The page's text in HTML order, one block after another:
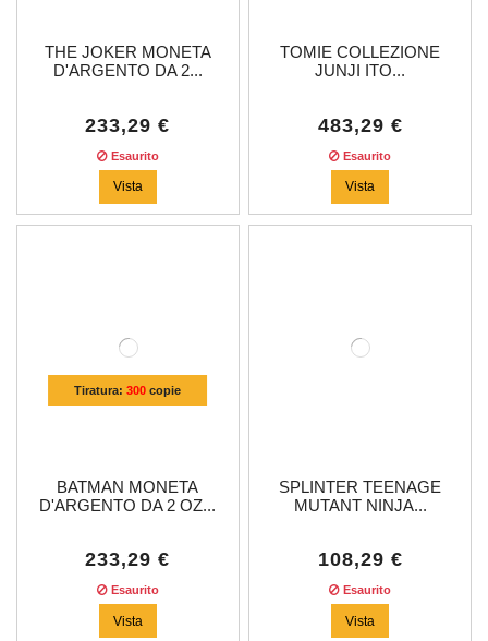
THE JOKER MONETA
D'ARGENTO DA 2...
233,29 €
Esaurito
Vista
TOMIE COLLEZIONE
JUNJI ITO...
483,29 €
Esaurito
Vista
Tiratura:300 copie
BATMAN MONETA
D'ARGENTO DA 2 OZ...
233,29 €
Esaurito
Vista
SPLINTER TEENAGE
MUTANT NINJA...
108,29 €
Esaurito
Vista